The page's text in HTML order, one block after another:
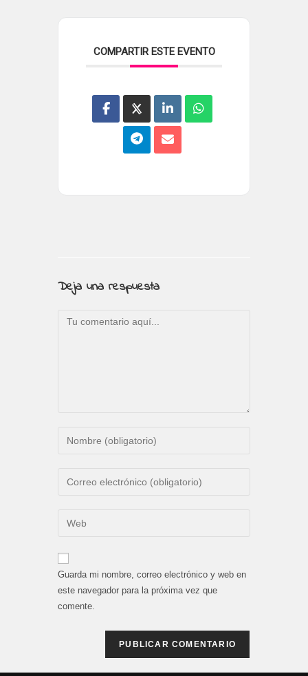
COMPARTIR ESTE EVENTO
Deja una respuesta
Comentario
de
para
comentar
de
electrónico
para
comentar
URL
de
web
Guarda mi nombre, correo electrónico y web en
este navegador para la próxima vez que
comente.